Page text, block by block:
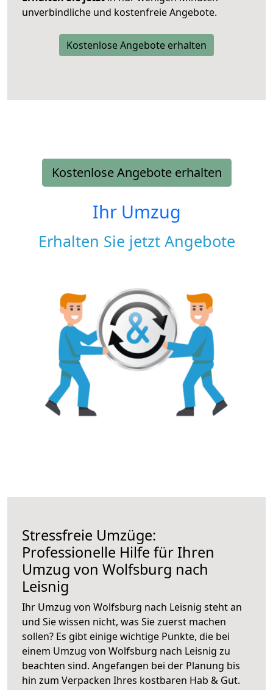
unverbindliche und kostenfreie Angebote.
Kostenlose Angebote erhalten
Kostenlose Angebote erhalten
Ihr Umzug
Erhalten Sie jetzt Angebote
Stressfreie Umzüge:
Professionelle Hilfe für Ihren
Umzug von Wolfsburg nach
Leisnig
Ihr Umzug von Wolfsburg nach Leisnig steht an
und Sie wissen nicht, was Sie zuerst machen
sollen? Es gibt einige wichtige Punkte, die bei
einem Umzug von Wolfsburg nach Leisnig zu
beachten sind. Angefangen bei der Planung bis
hin zum Verpacken Ihres kostbaren Hab & Gut.